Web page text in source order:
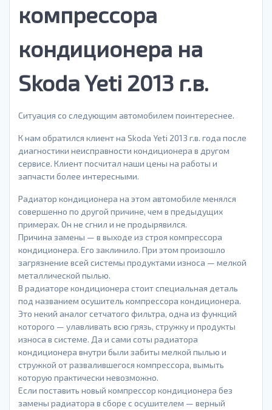
компрессора
кондиционера на
Skoda Yeti 2013 г.в.
Ситуация со следующим автомобилем поинтереснее.
К нам обратился клиент на Skoda Yeti 2013 г.в. года после
диагностики неисправности кондиционера в другом
сервисе. Клиент посчитал наши цены на работы и
запчасти более интересными.
Радиатор кондиционера на этом автомобиле менялся
совершенно по другой причине, чем в предыдущих
примерах. Он не сгнил и не продырявился.
Причина замены — в выходе из строя компрессора
кондиционера. Его заклинило. При этом произошло
загрязнение всей системы продуктами износа — мелкой
металлической пылью.
В радиаторе кондиционера стоит специальная деталь
под названием осушитель компрессора кондиционера.
Это некий аналог сетчатого фильтра, одна из функций
которого — улавливать всю грязь, стружку и продукты
износа в системе. Да и сами соты радиатора
кондиционера внутри были забиты мелкой пылью и
стружкой от развалившегося компрессора, вымыть
которую практически невозможно.
Если поставить новый компрессор кондиционера без
замены радиатора в сборе с осушителем — верный